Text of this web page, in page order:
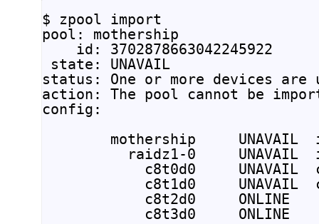
$ zpool import
pool: mothership
    id: 3702878663042245922
state: UNAVAIL
status: One or more devices are
action: The pool cannot be
config:
mothership     UNAVAIL
raidz1-0     UNAVAIL
c8t0d0     UNAVAIL
c8t1d0     UNAVAIL
            c8t2d0     ONLINE
            c8t3d0     ONLINE